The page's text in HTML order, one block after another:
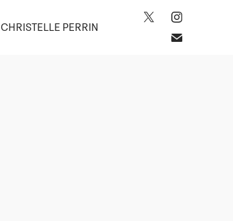
CHRISTELLE PERRIN